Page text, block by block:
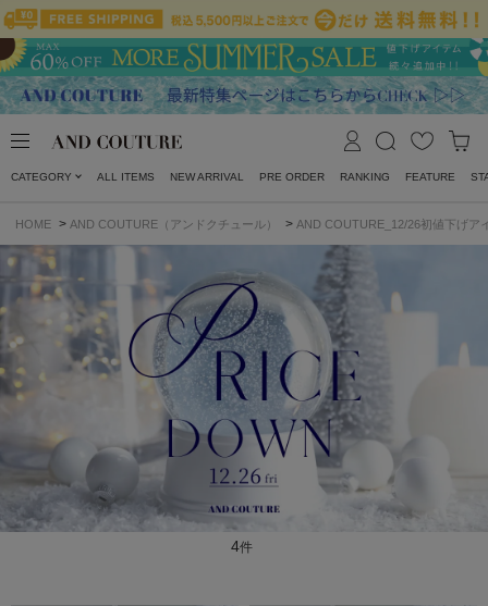
CATEGORY ALL ITEMS NEW ARRIVAL PRE ORDER RANKING FEATURE
HOME > AND COUTURE（アンドクチュール） > AND COUTURE_12/26初値下げア
4件